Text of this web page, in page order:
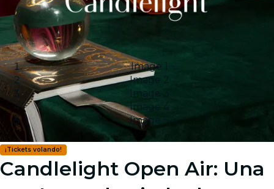
Image 1
Image 2
Image 3
Image 4
Image 5
¡Tickets volando!
Candlelight Open Air: Una